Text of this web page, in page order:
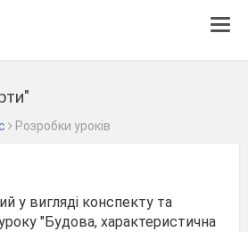
Розробки уроків
у вигляді конспекту та
"Будова, характеристична